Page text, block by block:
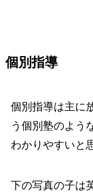
個別指導
個別指導は主に
う個別塾のよう
わかりやすいと
下の写真の子は